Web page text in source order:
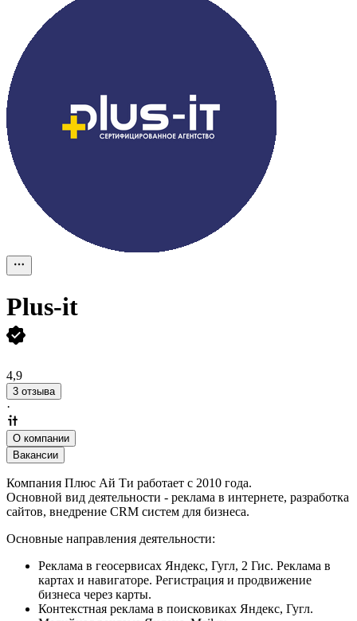
Plus-it
4,9
3 отзыва
·
О компании
Вакансии
Компания Плюс Ай Ти работает с 2010 года.
Основной вид деятельности - реклама в интернете, разработка
сайтов, внедрение CRM систем для бизнеса.
Основные направления деятельности:
Реклама в геосервисах Яндекс, Гугл, 2 Гис. Реклама в
картах и навигаторе. Регистрация и продвижение
бизнеса через карты.
Контекстная реклама в поисковиках Яндекс, Гугл.